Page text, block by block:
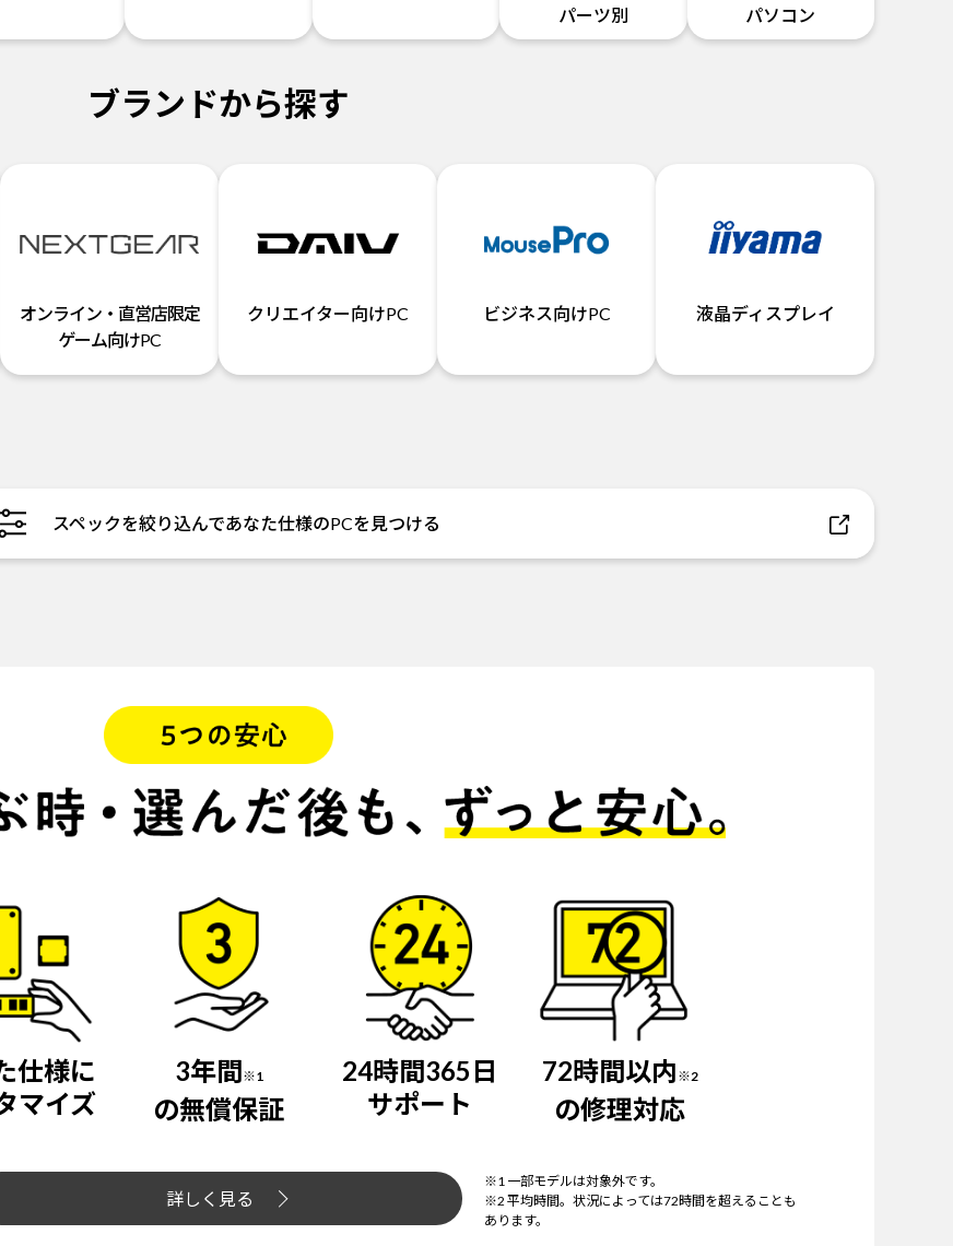
パーツ別
パソコン
ブランドから探す
オンライン・直営店限定
ゲーム向けPC
クリエイター向けPC ビジネス向けPC 液晶ディスプレイ
スペックを絞り込んであなた仕様のPCを見つける
仕様に
マイズ
3年間※1
の無償保証
24時間365日
サポート
72時間以内 ※2
の修理対応
詳しく見る
※1 一部モデルは対象外です。
※2 平均時間。状況によっては72時間を超えることも
あります。